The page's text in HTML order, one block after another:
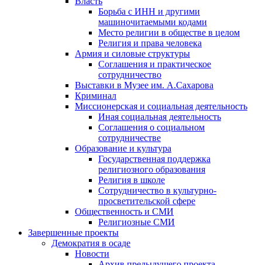
Борьба с ИНН и другими
машиночитаемыми кодами
Место религии в обществе в целом
Религия и права человека
Армия и силовые структуры
Соглашения и практическое
сотрудничество
Выставки в Музее им. А.Сахарова
Криминал
Миссионерская и социальная деятельность
Иная социальная деятельность
Соглашения о социальном
сотрудничестве
Образование и культура
Государственная поддержка
религиозного образования
Религия в школе
Сотрудничество в культурно-
просветительской сфере
Общественность и СМИ
Религиозные СМИ
Завершенные проекты
Демократия в осаде
Новости